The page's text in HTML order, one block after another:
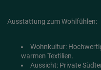
Ausstattung zum Wohlfühlen:
Wohnkultur:
warmen Textilien.
Aussicht: Private